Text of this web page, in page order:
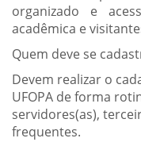
organizado e
acadêmica e
Quem deve se
Devem realizar o
UFOPA de forma
servidores(as),
frequentes.